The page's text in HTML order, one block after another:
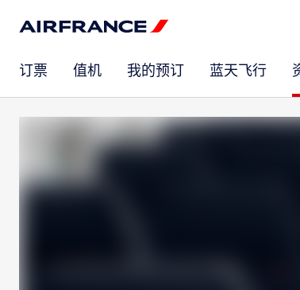
订票 值机 我的预订 蓝天飞行